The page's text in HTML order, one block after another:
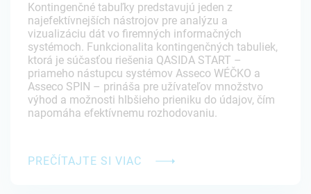
Kontingenčné tabuľky predstavujú jeden z
najefektívnejších nástrojov pre analýzu a
vizualizáciu dát vo firemných informačných
systémoch. Funkcionalita kontingenčných tabuliek,
ktorá je súčasťou riešenia QASIDA START –
priameho nástupcu systémov Asseco WÉČKO a
Asseco SPIN – prináša pre užívateľov množstvo
výhod a možnosti hlbšieho prieniku do údajov, čím
napomáha efektívnemu rozhodovaniu.
PREČÍTAJTE SI VIAC